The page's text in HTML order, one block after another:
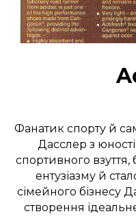
Фанатик спорту й
Дасслер з
спортивного
ентузіазму й
сімейного бізнесу
створення